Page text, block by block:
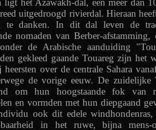
ligt het Azawakh-dal, een meer dan
uitgedroogd rivierdal. Hieraan
te danken. In dit dal leven de
nomaden van Berber-
de Arabische aanduiding
gekleed gaande Touareg zijn het
heersten over de centrale Sahara
de vorige eeuw. De zuidelijke
om hun hoogstaande fok van
en vormden met hun diepgaand
ook dit edele
in het ruwe, bijna mens-